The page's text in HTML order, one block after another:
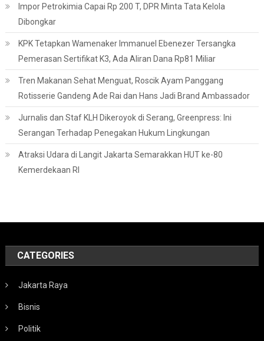
Impor Petrokimia Capai Rp 200 T, DPR Minta Tata Kelola
Dibongkar
KPK Tetapkan Wamenaker Immanuel Ebenezer Tersangka
Pemerasan Sertifikat K3, Ada Aliran Dana Rp81 Miliar
Tren Makanan Sehat Menguat, Roscik Ayam Panggang
Rotisserie Gandeng Ade Rai dan Hans Jadi Brand Ambassador
Jurnalis dan Staf KLH Dikeroyok di Serang, Greenpress: Ini
Serangan Terhadap Penegakan Hukum Lingkungan
Atraksi Udara di Langit Jakarta Semarakkan HUT ke-80
Kemerdekaan RI
CATEGORIES
Jakarta Raya
Bisnis
Politik